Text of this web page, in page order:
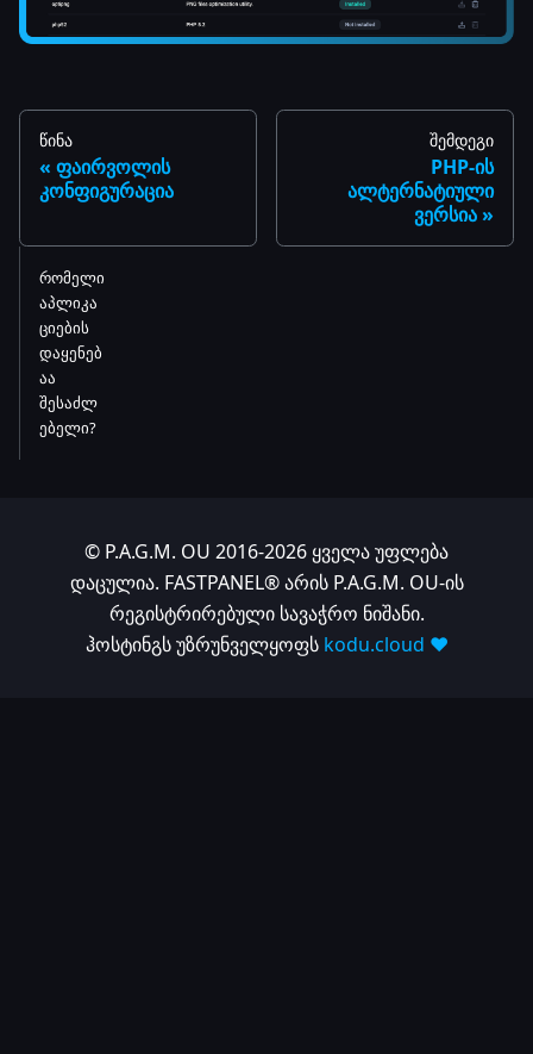
წინა
ფაირვოლის
კონფიგურაცია
შემდეგი
PHP-ის
ალტერნატიული
ვერსია
რომელი
აპლიკა
ციების
დაყენებ
აა
შესაძლ
ებელი?
© P.A.G.M. OU 2016-2026 ყველა უფლება
დაცულია. FASTPANEL® არის P.A.G.M. OU-ის
რეგისტრირებული სავაჭრო ნიშანი.
ჰოსტინგს უზრუნველყოფს kodu.cloud ❤️